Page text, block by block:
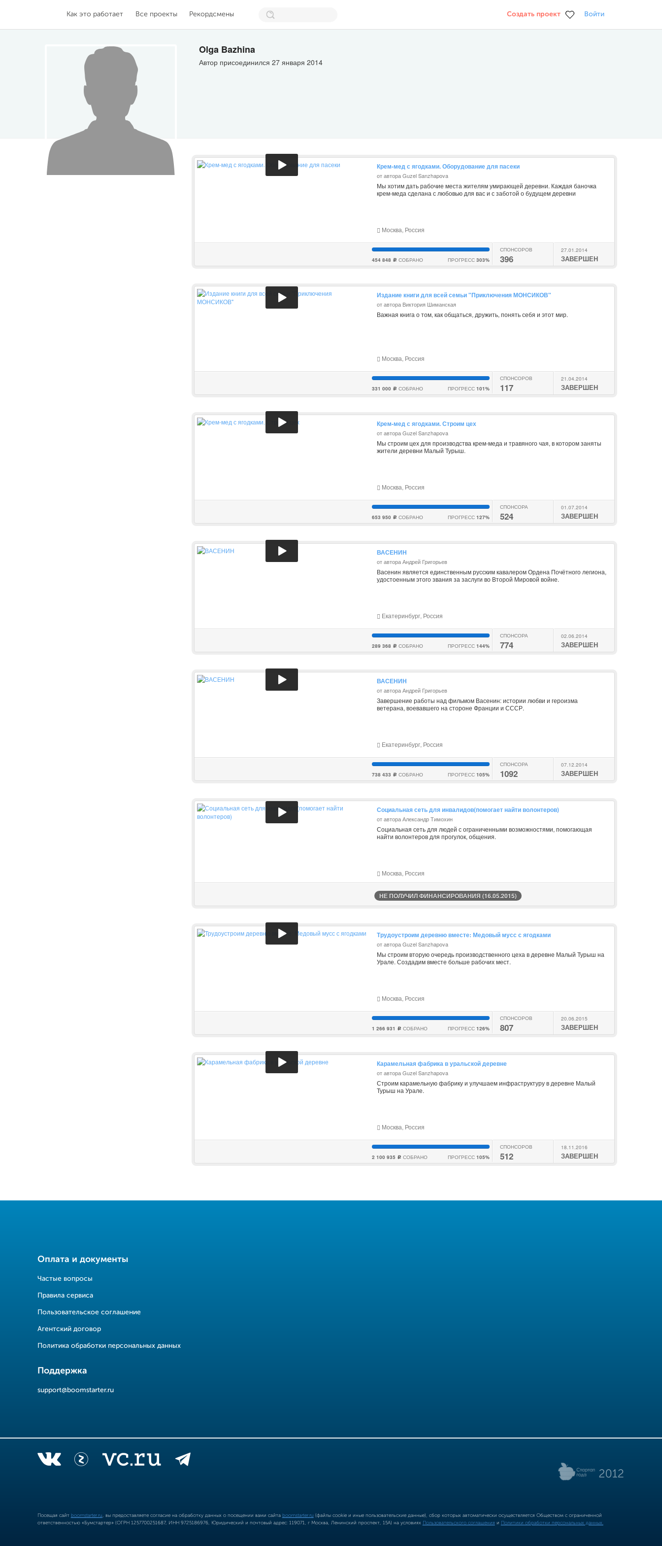
Как это работает Все проекты Рекордсмены Создать проект Войти
Olga Bazhina
Автор присоединился 27 января 2014
Крем-мед с ягодками. Оборудование для пасеки
от автора Guzel Sanzhapova
Мы хотим дать рабочие места жителям умирающей деревни. Каждая баночка
крем-меда сделана с любовью для вас и с заботой о будущем деревни
Москва, Россия
454 848 c СОБРАНО ПРОГРЕСС 303%
СПОНСОРОВ
396
27.01.2014
ЗАВЕРШЕН
Издание книги для всей семьи "Приключения МОНСИКОВ"
от автора Виктория Шиманская
Важная книга о том, как общаться, дружить, понять себя и этот мир.
Москва, Россия
331 000 c СОБРАНО ПРОГРЕСС 101%
СПОНСОРОВ
117
21.04.2014
ЗАВЕРШЕН
Крем-мед с ягодками. Строим цех
от автора Guzel Sanzhapova
Мы строим цех для производства крем-меда и травяного чая, в котором заняты
жители деревни Малый Турыш.
Москва, Россия
653 950 c СОБРАНО ПРОГРЕСС 127%
СПОНСОРА
524
01.07.2014
ЗАВЕРШЕН
ВАСЕНИН
от автора Андрей Григорьев
Васенин является единственным русским кавалером Ордена Почётного легиона,
удостоенным этого звания за заслуги во Второй Мировой войне.
Екатеринбург, Россия
289 368 c СОБРАНО ПРОГРЕСС 144%
СПОНСОРА
774
02.06.2014
ЗАВЕРШЕН
ВАСЕНИН
от автора Андрей Григорьев
Завершение работы над фильмом Васенин: истории любви и героизма
ветерана, воевавшего на стороне Франции и СССР.
Екатеринбург, Россия
738 433 c СОБРАНО ПРОГРЕСС 105%
СПОНСОРА
1092
07.12.2014
ЗАВЕРШЕН
Социальная сеть для инвалидов(помогает найти волонтеров)
от автора Александр Тимохин
Социальная сеть для людей с ограниченными возможностями, помогающая
найти волонтеров для прогулок, общения.
Москва, Россия
НЕ ПОЛУЧИЛ ФИНАНСИРОВАНИЯ (16.05.2015)
Трудоустроим деревню вместе: Медовый мусс с ягодками
от автора Guzel Sanzhapova
Мы строим вторую очередь производственного цеха в деревне Малый Турыш на
Урале. Создадим вместе больше рабочих мест.
Москва, Россия
1 266 931 c СОБРАНО ПРОГРЕСС 126%
СПОНСОРОВ
807
20.06.2015
ЗАВЕРШЕН
Карамельная фабрика в уральской деревне
от автора Guzel Sanzhapova
Строим карамельную фабрику и улучшаем инфраструктуру в деревне Малый
Турыш на Урале.
Москва, Россия
2 100 935 c СОБРАНО ПРОГРЕСС 105%
СПОНСОРОВ
512
18.11.2016
ЗАВЕРШЕН
Оплата и документы
Частые вопросы
Правила сервиса
Пользовательское соглашение
Агентский договор
Политика обработки персональных данных
Поддержка
support@boomstarter.ru
Посещая сайт boomstarter.ru , вы предоставляете согласие на обработку данных о посещении вами сайта boomstarter.ru (файлы cookie и иные пользовательские данные), сбор которых автоматически осуществляется Обществом с ограниченной
ответственностью «Бумстартер» (ОГРН 1257700251687, ИНН 9725186976, Юридический и почтовый адрес: 119071, г Москва, Ленинский проспект, 15А) на условиях Пользовательского соглашения и Политики обработки персональных данных.